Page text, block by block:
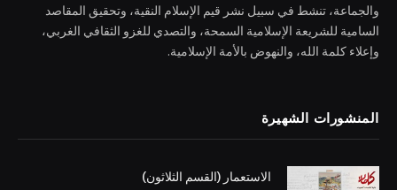
والجماعة، تنشط في سبيل نشر قيم الإسلام النقية، وتحقيق المقاصد
السامية للشريعة الإسلامية السمحة، والتصدي للغزو الثقافي الغربي،
وإعلاء كلمة الله، والنهوض بالأمة الإسلامية.
المنشورات الشهيرة
الاستعمار (القسم الثلاثون)